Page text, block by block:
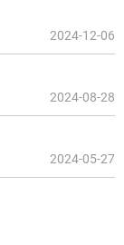
2024-12-06
2024-08-28
2024-05-27